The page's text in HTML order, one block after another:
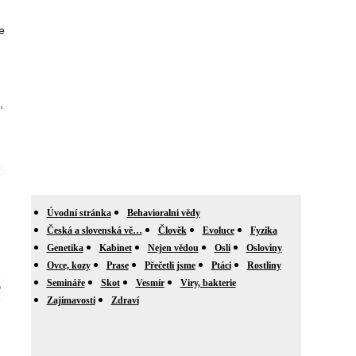
Úvodní stránka
Behavioralni vědy
Česká a slovenská vě…
Člověk Evoluce
Fyzika
Genetika
Kabinet Nejen vědou Osli
Osloviny
Ovce, kozy
Prase Přečetli jsme Ptáci
Rostliny
Semináře
Skot Vesmír
Viry, bakterie
Zajímavosti
Zdraví